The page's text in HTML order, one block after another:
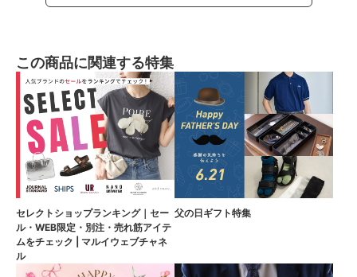
この商品に関連する特集
セレクトショップランキング｜セー
ル・WEB限定・別注・売れ筋アイテ
ムをチェック | マルイウェブチャネ
ル
父の日ギフト特集